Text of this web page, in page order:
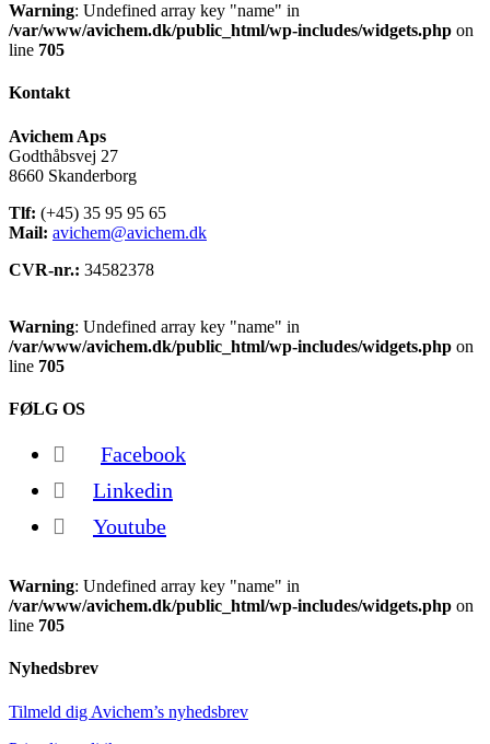
Warning: Undefined array key "name" in
/var/www/avichem.dk/public_html/wp-includes/widgets.php on
line 705
Kontakt
Avichem Aps
Godthåbsvej 27
8660 Skanderborg
Tlf: (+45) 35 95 95 65
Mail: avichem@avichem.dk
CVR-nr.: 34582378
Warning: Undefined array key "name" in
/var/www/avichem.dk/public_html/wp-includes/widgets.php on
line 705
FØLG OS
Facebook
Linkedin
Youtube
Warning: Undefined array key "name" in
/var/www/avichem.dk/public_html/wp-includes/widgets.php on
line 705
Nyhedsbrev
Tilmeld dig Avichem’s nyhedsbrev